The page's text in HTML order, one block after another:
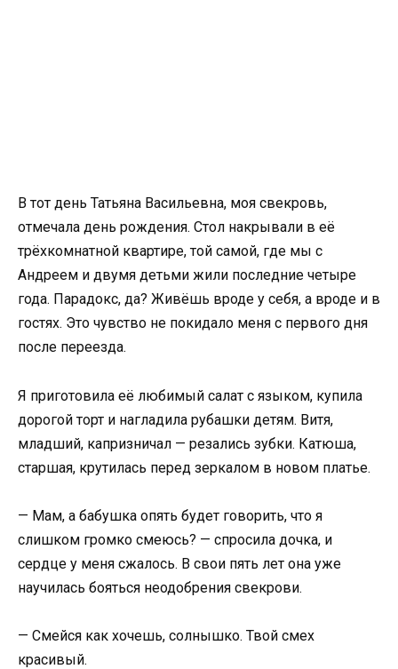
В тот день Татьяна Васильевна, моя свекровь,
отмечала день рождения. Стол накрывали в её
трёхкомнатной квартире, той самой, где мы с
Андреем и двумя детьми жили последние четыре
года. Парадокс, да? Живёшь вроде у себя, а вроде и в
гостях. Это чувство не покидало меня с первого дня
после переезда.
Я приготовила её любимый салат с языком, купила
дорогой торт и нагладила рубашки детям. Витя,
младший, капризничал — резались зубки. Катюша,
старшая, крутилась перед зеркалом в новом платье.
— Мам, а бабушка опять будет говорить, что я
слишком громко смеюсь? — спросила дочка, и
сердце у меня сжалось. В свои пять лет она уже
научилась бояться неодобрения свекрови.
— Смейся как хочешь, солнышко. Твой смех
красивый.